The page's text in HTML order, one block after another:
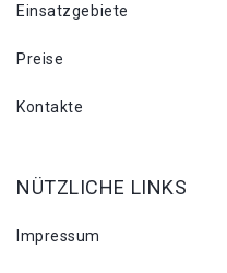
Einsatzgebiete
Preise
Kontakte
NÜTZLICHE LINKS
Impressum